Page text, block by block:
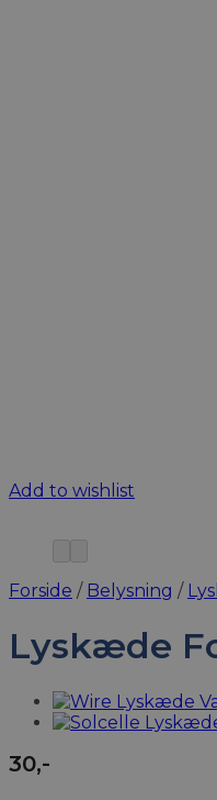
Add to wishlist
Forside / Belysning /
Lyskæde
30,-